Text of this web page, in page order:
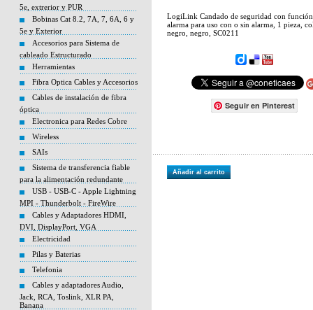
5e, extrerior y PUR
Bobinas Cat 8.2, 7A, 7, 6A, 6 y
5e y Exterior
Accesorios para Sistema de
cableado Estructurado
Herramientas
Fibra Optica Cables y Accesorios
Cables de instalación de fibra
óptica
Electronica para Redes Cobre
Wireless
SAIs
Sistema de transferencia fiable
para la alimentación redundante
USB - USB-C - Apple Lightning
MPI - Thunderbolt - FireWire
Cables y Adaptadores HDMI,
DVI, DisplayPort, VGA
Electricidad
Pilas y Baterias
Telefonia
Cables y adaptadores Audio,
Jack, RCA, Toslink, XLR PA,
Banana
LogiLink Candado de seguridad con
alarma para uso con o sin alarma, 1 pieza,
negro, negro, SC0211
Seguir en Pinterest
Añadir al carrito